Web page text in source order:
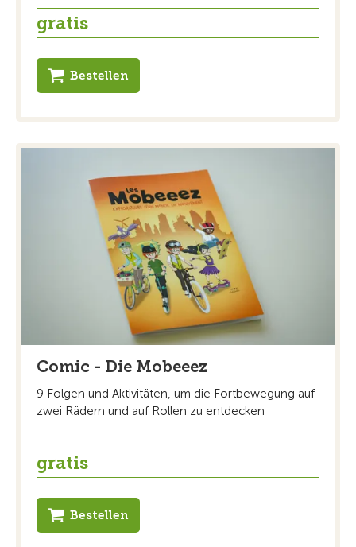
gratis
Bestellen
Comic - Die Mobeeez
9 Folgen und Aktivitäten, um die Fortbewegung auf
zwei Rädern und auf Rollen zu entdecken
gratis
Bestellen